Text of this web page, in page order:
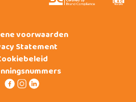
voorwaarden
Statement